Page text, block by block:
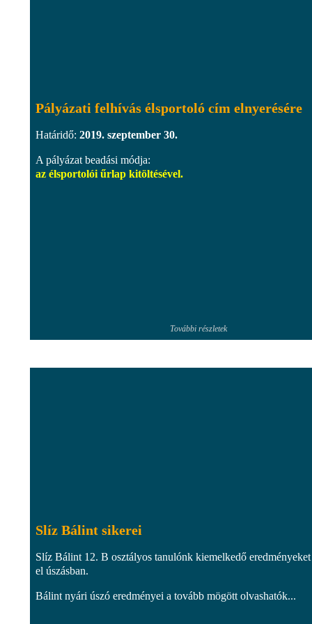
Pályázati felhívás élsportoló cím elnyerésére
Határidő: 2019. szeptember 30.
A pályázat beadási módja:
az élsportolói űrlap kitöltésével.
További részletek
Slíz Bálint sikerei
Slíz Bálint 12. B osztályos tanulónk kiemelkedő
el úszásban.
Bálint nyári úszó eredményei a tovább mögött olvashatók...